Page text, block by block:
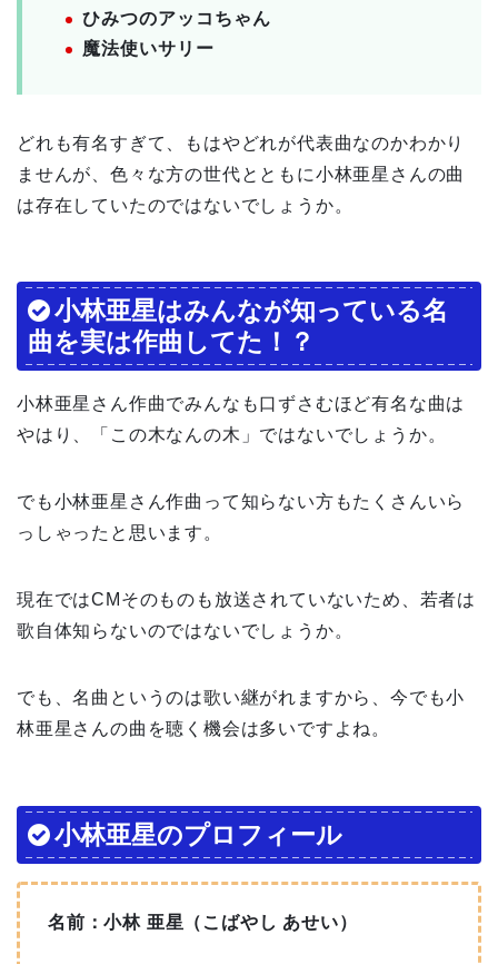
ひみつのアッコちゃん
魔法使いサリー
どれも有名すぎて、もはやどれが代表曲なのかわかり
ませんが、色々な方の世代とともに小林亜星さんの曲
は存在していたのではないでしょうか。
小林亜星はみんなが知っている名
曲を実は作曲してた！？
小林亜星さん作曲でみんなも口ずさむほど有名な曲は
やはり、「この木なんの木」ではないでしょうか。
でも小林亜星さん作曲って知らない方もたくさんいら
っしゃったと思います。
現在ではCMそのものも放送されていないため、若者は
歌自体知らないのではないでしょうか。
でも、名曲というのは歌い継がれますから、今でも小
林亜星さんの曲を聴く機会は多いですよね。
小林亜星のプロフィール
名前：小林 亜星（こばやし あせい）